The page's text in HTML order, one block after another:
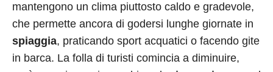
mantengono un clima piuttosto caldo e gradevole,
che permette ancora di godersi lunghe giornate in
spiaggia, praticando sport acquatici o facendo gite
in barca. La folla di turisti comincia a diminuire,